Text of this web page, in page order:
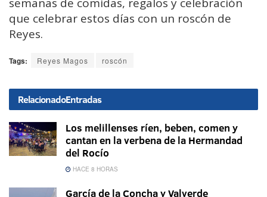
que celebrar estos días con un roscón de
Reyes.
Tags: Reyes Magos roscón
RelacionadoEntradas
Los melillenses ríen, beben, comen y
cantan en la verbena de la Hermandad
del Rocío
HACE 8 HORAS
García de la Concha y Valverde